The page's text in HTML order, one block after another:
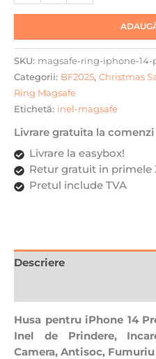
DaDen®
MagSafe
Ring,
Inel
de
Prindere,
Wireless,
Protectie
Camera,
Antisoc,
Albastru
deschis
SKU: magsafe-ring-iphone-
Categorii: BF2025, Christmas
Ring Magsafe
Etichetă: inel-magsafe
Livrare gratuita la comenzi
Livrare la easybox!
Retur gratuit in primele
Pretul include TVA
Descriere
Husa pentru iPhone 14
Inel de Prindere,
Camera, Antisoc, Fumuriu